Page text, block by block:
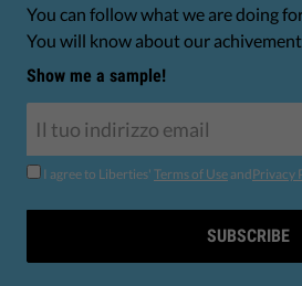
You can follow what we are doing
You will know about our
Show me a sample!
I agree to Liberties' Terms of Use andPrivacy
SUBSCRIBE